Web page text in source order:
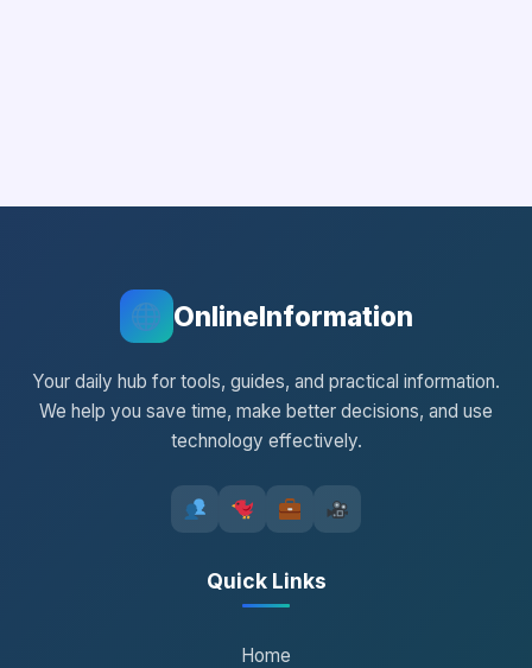
OnlineInformation
Your daily hub for tools, guides, and practical information.
We help you save time, make better decisions, and use
technology effectively.
Quick Links
Home